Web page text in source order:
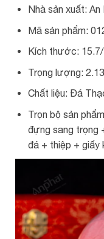
Nhà sản xuất: An
Mã sản phẩm:
Kích thước:
Trọng lượng:
Chất liệu: Đá
Trọn bộ sản
đựng sang trọng
đá + thiệp + giấy